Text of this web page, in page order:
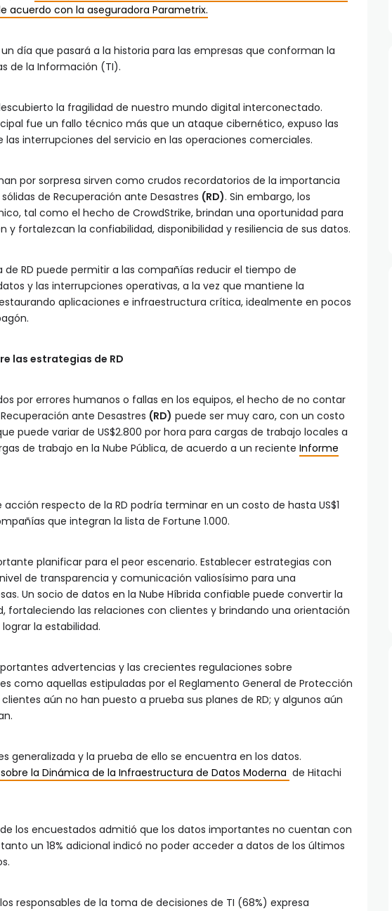
acuerdo con la aseguradora Parametrix.
un día que pasará a la historia para las empresas que conforman la
de la Información (TI).
la fragilidad de nuestro mundo digital interconectado.
fue un fallo técnico más que un ataque cibernético, expuso las
las interrupciones del servicio en las operaciones comerciales.
por sorpresa sirven como crudos recordatorios de la importancia
de Recuperación ante Desastres (RD). Sin embargo, los
tal como el hecho de CrowdStrike, brindan una oportunidad para
y fortalezcan la confiabilidad, disponibilidad y resiliencia de sus datos.
RD puede permitir a las compañías reducir el tiempo de
y las interrupciones operativas, a la vez que mantiene la
aplicaciones e infraestructura crítica, idealmente en pocos
las estrategias de RD
por errores humanos o fallas en los equipos, el hecho de no contar
ante Desastres (RD) puede ser muy caro, con un costo
puede variar de US$2.800 por hora para cargas de trabajo locales a
de trabajo en la Nube Pública, de acuerdo a un reciente Informe
respecto de la RD podría terminar en un costo de hasta US$1
que integran la lista de Fortune 1.000.
planificar para el peor escenario. Establecer estrategias con
de transparencia y comunicación valiosísimo para una
Un socio de datos en la Nube Híbrida confiable puede convertir la
fortaleciendo las relaciones con clientes y brindando una orientación
la estabilidad.
advertencias y las crecientes regulaciones sobre
como aquellas estipuladas por el Reglamento General de Protección
aún no han puesto a prueba sus planes de RD; y algunos aún
generalizada y la prueba de ello se encuentra en los datos.
la Dinámica de la Infraestructura de Datos Moderna de Hitachi
los encuestados admitió que los datos importantes no cuentan con
un 18% adicional indicó no poder acceder a datos de los últimos
responsables de la toma de decisiones de TI (68%) expresa